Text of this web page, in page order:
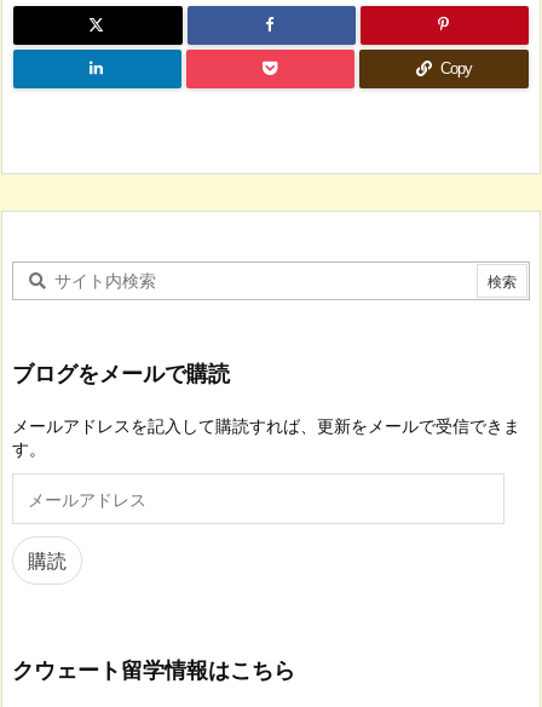
Copy
ブログをメールで購読
メールアドレスを記入して購読すれば、更新をメールで受信できま
す。
ル
ア
ド
購読
クウェート留学情報はこちら